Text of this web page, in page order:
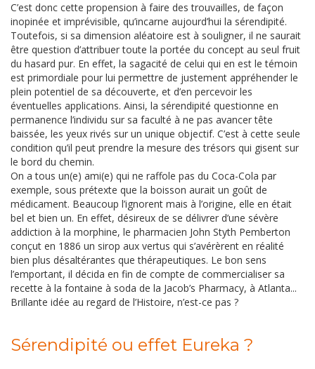
C’est donc cette propension à faire des trouvailles, de façon
inopinée et imprévisible, qu’incarne aujourd’hui la sérendipité.
Toutefois, si sa dimension aléatoire est à souligner, il ne saurait
être question d’attribuer toute la portée du concept au seul fruit
du hasard pur. En effet, la sagacité de celui qui en est le témoin
est primordiale pour lui permettre de justement appréhender le
plein potentiel de sa découverte, et d’en percevoir les
éventuelles applications. Ainsi, la sérendipité questionne en
permanence l’individu sur sa faculté à ne pas avancer tête
baissée, les yeux rivés sur un unique objectif. C’est à cette seule
condition qu’il peut prendre la mesure des trésors qui gisent sur
le bord du chemin.
On a tous un(e) ami(e) qui ne raffole pas du Coca-Cola par
exemple, sous prétexte que la boisson aurait un goût de
médicament. Beaucoup l’ignorent mais à l’origine, elle en était
bel et bien un. En effet, désireux de se délivrer d’une sévère
addiction à la morphine, le pharmacien John Styth Pemberton
conçut en 1886 un sirop aux vertus qui s’avérèrent en réalité
bien plus désaltérantes que thérapeutiques. Le bon sens
l’emportant, il décida en fin de compte de commercialiser sa
recette à la fontaine à soda de la Jacob’s Pharmacy, à Atlanta...
Brillante idée au regard de l’Histoire, n’est-ce pas ?
Sérendipité ou effet Eureka ?